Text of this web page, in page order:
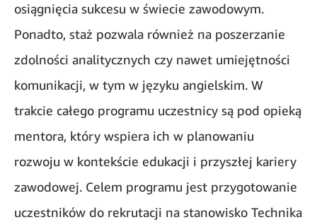
osiągnięcia sukcesu w świecie zawodowym.
Ponadto, staż pozwala również na poszerzanie
zdolności analitycznych czy nawet umiejętności
komunikacji, w tym w języku angielskim. W
trakcie całego programu uczestnicy są pod opieką
mentora, który wspiera ich w planowaniu
rozwoju w kontekście edukacji i przyszłej kariery
zawodowej. Celem programu jest przygotowanie
uczestników do rekrutacji na stanowisko Technika